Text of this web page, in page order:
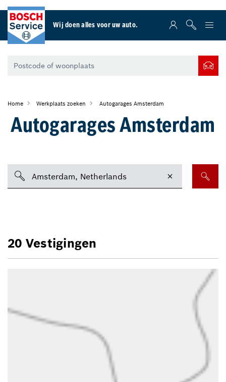
Wij doen alles voor uw auto.
Home Werkplaats zoeken Autogarages Amsterdam
Autogarages Amsterdam